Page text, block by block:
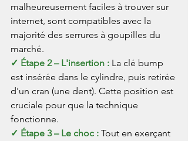
malheureusement faciles à trouver sur
internet, sont compatibles avec la
majorité des serrures à goupilles du
marché.
✓ Étape 2 – L'insertion : La clé bump
est insérée dans le cylindre, puis retirée
d'un cran (une dent). Cette position est
cruciale pour que la technique
fonctionne.
✓ Étape 3 – Le choc : Tout en exerçant